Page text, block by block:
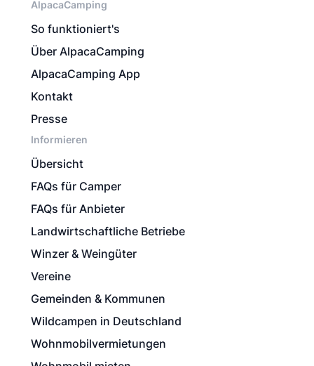
AlpacaCamping
So funktioniert's
Über AlpacaCamping
AlpacaCamping App
Kontakt
Presse
Informieren
Übersicht
FAQs für Camper
FAQs für Anbieter
Landwirtschaftliche Betriebe
Winzer & Weingüter
Vereine
Gemeinden & Kommunen
Wildcampen in Deutschland
Wohnmobilvermietungen